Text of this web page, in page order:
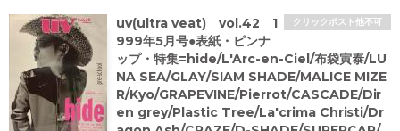
クリックポスト他不可
uv(ultra veat) vol.42 1
999年5月号●表紙・ピンナ
ップ・特集=hide/L'Arc-en-Ciel/布袋寅泰/LU
NA SEA/GLAY/SIAM SHADE/MALICE MIZE
R/Kyo/GRAPEVINE/Pierrot/CASCADE/Dir
en grey/Plastic Tree/La'crima Christi/Dr